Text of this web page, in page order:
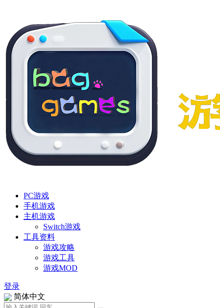
PC游戏
手机游戏
主机游戏
Switch游戏
工具资料
游戏攻略
游戏工具
游戏MOD
登录
简体中文